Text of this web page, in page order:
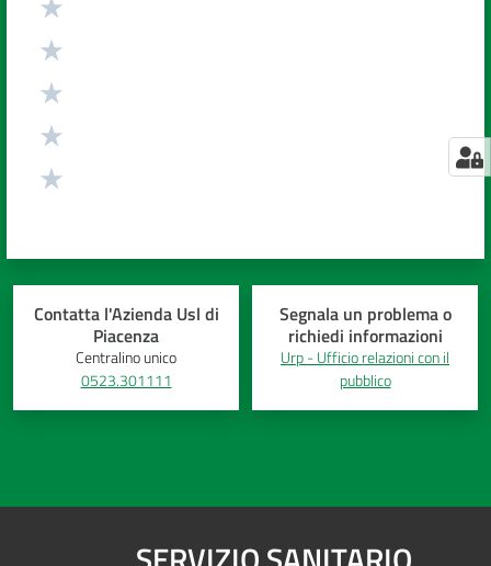
Contatta l'Azienda Usl di
Piacenza
Centralino unico
0523.301111
Segnala un problema o
richiedi informazioni
Urp - Ufficio relazioni con il
pubblico